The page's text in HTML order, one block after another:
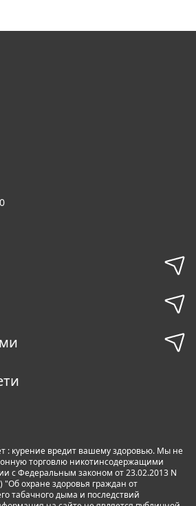
с нами
: курение вредит вашему здоровью. Мы не
торговлю никотинсодержащими
с Федеральным законом от 23.02.2013 N
"Об охране здоровья граждан от
табачного дыма и последствий